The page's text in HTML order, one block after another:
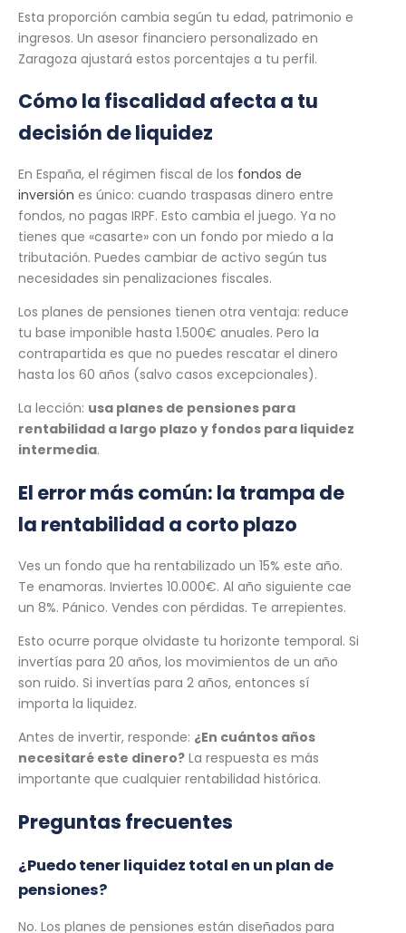
Esta proporción cambia según tu edad, patrimonio e
ingresos. Un asesor financiero personalizado en
Zaragoza ajustará estos porcentajes a tu perfil.
Cómo la fiscalidad afecta a tu
decisión de liquidez
En España, el régimen fiscal de los fondos de
inversión es único: cuando traspasas dinero entre
fondos, no pagas IRPF. Esto cambia el juego. Ya no
tienes que «casarte» con un fondo por miedo a la
tributación. Puedes cambiar de activo según tus
necesidades sin penalizaciones fiscales.
Los planes de pensiones tienen otra ventaja: reduce
tu base imponible hasta 1.500€ anuales. Pero la
contrapartida es que no puedes rescatar el dinero
hasta los 60 años (salvo casos excepcionales).
La lección: usa planes de pensiones para
rentabilidad a largo plazo y fondos para liquidez
intermedia.
El error más común: la trampa de
la rentabilidad a corto plazo
Ves un fondo que ha rentabilizado un 15% este año.
Te enamoras. Inviertes 10.000€. Al año siguiente cae
un 8%. Pánico. Vendes con pérdidas. Te arrepientes.
Esto ocurre porque olvidaste tu horizonte temporal. Si
invertías para 20 años, los movimientos de un año
son ruido. Si invertías para 2 años, entonces sí
importa la liquidez.
Antes de invertir, responde: ¿En cuántos años
necesitaré este dinero? La respuesta es más
importante que cualquier rentabilidad histórica.
Preguntas frecuentes
¿Puedo tener liquidez total en un plan de
pensiones?
No. Los planes de pensiones están diseñados para